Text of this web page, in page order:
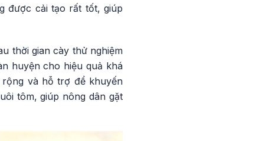
được cải tạo rất tốt, giúp
thời gian cày thử nghiệm
huyện cho hiệu quả khá
và hỗ trợ để khuyến
tôm, giúp nông dân gặt